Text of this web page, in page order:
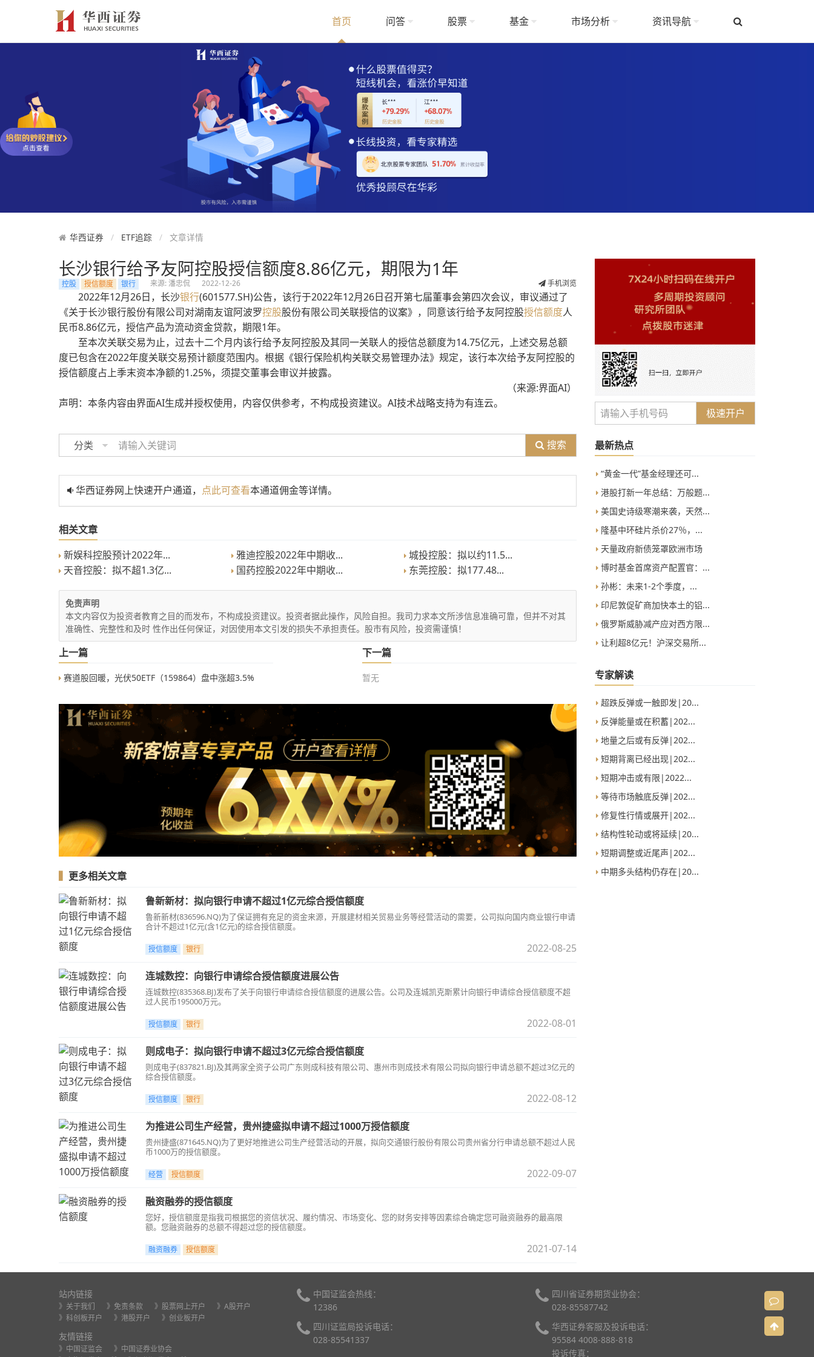
首页 问答 股票 基金 市场分析 资讯导航
华西证券 ETF追踪 文章详情
长沙银行给予友阿控股授信额度8.86亿元，期限为1年
控股 授信额度 银行 来源: 潘忠侃 2022-12-26 手机浏览
2022年12月26日，长沙银行(601577.SH)公告，该行于2022年12月26日召开第七届董事会第四次会议，审议通过了
《关于长沙银行股份有限公司对湖南友谊阿波罗控股股份有限公司关联授信的议案》，同意该行给予友阿控股授信额度人
民币8.86亿元，授信产品为流动资金贷款，期限1年。
至本次关联交易为止，过去十二个月内该行给予友阿控股及其同一关联人的授信总额度为14.75亿元，上述交易总额
度已包含在2022年度关联交易预计额度范围内。根据《银行保险机构关联交易管理办法》规定，该行本次给予友阿控股的
授信额度占上季末资本净额的1.25%，须提交董事会审议并披露。
（来源:界面AI）
声明：本条内容由界面AI生成并授权使用，内容仅供参考，不构成投资建议。AI技术战略支持为有连云。
分类 搜索
华西证券网上快速开户通道， 点此可查看本通道佣金等详情。
相关文章
新娱科控股预计2022年...
雅迪控股2022年中期收...
城投控股：拟以约11.5...
天音控股：拟不超1.3亿...
国药控股2022年中期收... 东莞控股：拟177.48...
免责声明
本文内容仅为投资者教育之目的而发布，不构成投资建议。投资者据此操作，风险自担。我司力求本文所涉信息准确可靠，但并不对其
准确性、完整性和及时 性作出任何保证，对因使用本文引发的损失不承担责任。股市有风险，投资需谨慎！
上一篇
赛道股回暖，光伏50ETF（159864）盘中涨超3.5%
下一篇
暂无
更多相关文章
鲁新新材：拟向银行申请不超过1亿元综合授信额度
鲁新新材(836596.NQ)为了保证拥有充足的资金来源，开展建材相关贸易业务等经营活动的需要，公司拟向国内商业银行申请
合计不超过1亿元(含1亿元)的综合授信额度。
授信额度 银行 2022-08-25
连城数控：向银行申请综合授信额度进展公告
连城数控(835368.BJ)发布了关于向银行申请综合授信额度的进展公告。公司及连城凯克斯累计向银行申请综合授信额度不超
过人民币195000万元。
授信额度 银行 2022-08-01
则成电子：拟向银行申请不超过3亿元综合授信额度
则成电子(837821.BJ)及其两家全资子公司广东则成科技有限公司、惠州市则成技术有限公司拟向银行申请总额不超过3亿元的
综合授信额度。
授信额度 银行 2022-08-12
为推进公司生产经营，贵州捷盛拟申请不超过1000万授信额度
贵州捷盛(871645.NQ)为了更好地推进公司生产经营活动的开展，拟向交通银行股份有限公司贵州省分行申请总额不超过人民
币1000万的授信额度。
经营 授信额度 2022-09-07
融资融券的授信额度
您好，授信额度是指我司根据您的资信状况、履约情况、市场变化、您的财务安排等因素综合确定您可融资融券的最高限
额。您融资融券的总额不得超过您的授信额度。
融资融券 授信额度 2021-07-14
极速开户
最新热点
“黄金一代”基金经理还可...
港股打新一年总结：万般题...
美国史诗级寒潮来袭，天然...
隆基中环硅片杀价27％，...
天量政府新债笼罩欧洲市场
博时基金首席资产配置官：...
孙彬：未来1-2个季度，...
印尼敦促矿商加快本土的铝...
俄罗斯威胁减产应对西方限...
让利超8亿元！沪深交易所...
专家解读
超跌反弹或一触即发|20...
反弹能量或在积蓄|202...
地量之后或有反弹|202...
短期背离已经出现|202...
短期冲击或有限|2022...
等待市场触底反弹|202...
修复性行情或展开|202...
结构性轮动或将延续|20...
短期调整或近尾声|202...
中期多头结构仍存在|20...
站内链接
》关于我们 》免责条款 》股票网上开户
》A股开户
》科创板开户
》港股开户 》创业板开户
友情链接
》中国证监会
》中国证券业协会
中国证监会热线：
12386
四川证监局投诉电话：
028-85541337
四川省证券期货业协会：
028-85587742
华西证券客服及投诉电话：
95584 4008-888-818
投诉传真：